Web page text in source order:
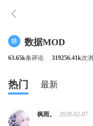
数据MOD
63.65k条评论 319256.41k次
热门 最新
枫雨。 2020-02-07